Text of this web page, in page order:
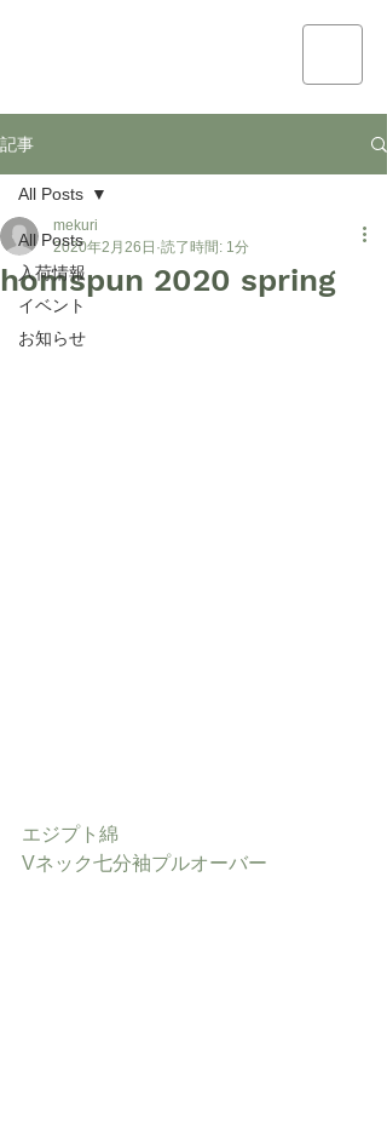
記事
All Posts
入荷情報
イベント
お知らせ
All Posts
homspun 2020 spring
mekuri
2020年2月26日 読了時間: 1分
エジプト綿
Vネック七分袖プルオーバー